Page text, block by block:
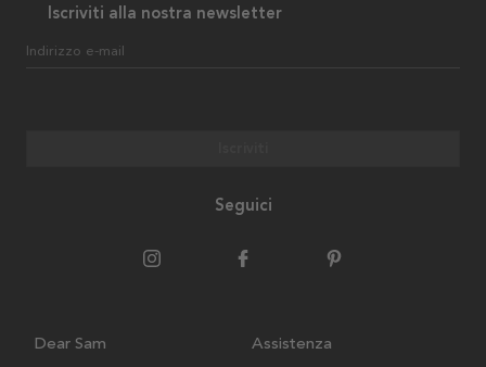
Iscriviti alla nostra newsletter
Indirizzo e-mail
Seguici
Dear Sam Assistenza